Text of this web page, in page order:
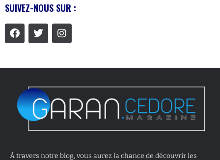
SUIVEZ-NOUS SUR :
À travers notre blog, vous aurez la chance de découvrir les